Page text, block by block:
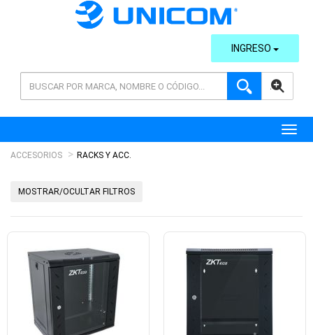
AVANZADA
INGRESO
ACCESORIOS RACKS Y ACC.
MOSTRAR/OCULTAR FILTROS